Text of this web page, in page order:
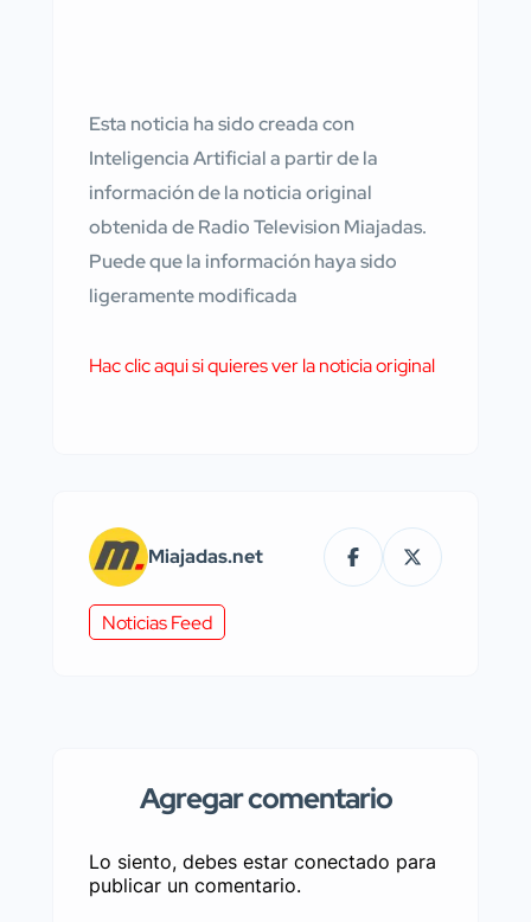
Esta noticia ha sido creada con
Inteligencia Artificial a partir de la
información de la noticia original
obtenida de Radio Television Miajadas.
Puede que la información haya sido
ligeramente modificada
Hac clic aqui si quieres ver la noticia original
Miajadas.net
Noticias Feed
Agregar comentario
Lo siento, debes estar conectado para
publicar un comentario.